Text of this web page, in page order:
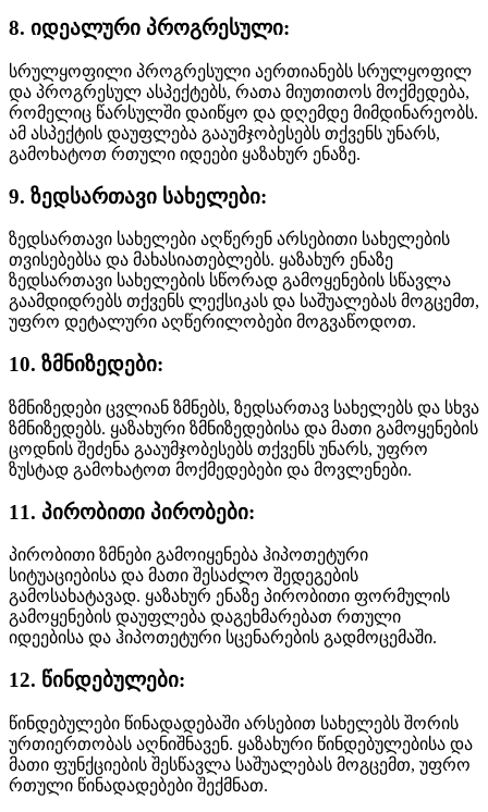
8. იდეალური პროგრესული:
სრულყოფილი პროგრესული აერთიანებს სრულყოფილ
და პროგრესულ ასპექტებს, რათა მიუთითოს მოქმედება,
რომელიც წარსულში დაიწყო და დღემდე მიმდინარეობს.
ამ ასპექტის დაუფლება გააუმჯობესებს თქვენს უნარს,
გამოხატოთ რთული იდეები ყაზახურ ენაზე.
9. ზედსართავი სახელები:
ზედსართავი სახელები აღწერენ არსებითი სახელების
თვისებებსა და მახასიათებლებს. ყაზახურ ენაზე
ზედსართავი სახელების სწორად გამოყენების სწავლა
გაამდიდრებს თქვენს ლექსიკას და საშუალებას მოგცემთ,
უფრო დეტალური აღწერილობები მოგვაწოდოთ.
10. ზმნიზედები:
ზმნიზედები ცვლიან ზმნებს, ზედსართავ სახელებს და სხვა
ზმნიზედებს. ყაზახური ზმნიზედებისა და მათი გამოყენების
ცოდნის შეძენა გააუმჯობესებს თქვენს უნარს, უფრო
ზუსტად გამოხატოთ მოქმედებები და მოვლენები.
11. პირობითი პირობები:
პირობითი ზმნები გამოიყენება ჰიპოთეტური
სიტუაციებისა და მათი შესაძლო შედეგების
გამოსახატავად. ყაზახურ ენაზე პირობითი ფორმულის
გამოყენების დაუფლება დაგეხმარებათ რთული
იდეებისა და ჰიპოთეტური სცენარების გადმოცემაში.
12. წინდებულები:
წინდებულები წინადადებაში არსებით სახელებს შორის
ურთიერთობას აღნიშნავენ. ყაზახური წინდებულებისა და
მათი ფუნქციების შესწავლა საშუალებას მოგცემთ, უფრო
რთული წინადადებები შექმნათ.